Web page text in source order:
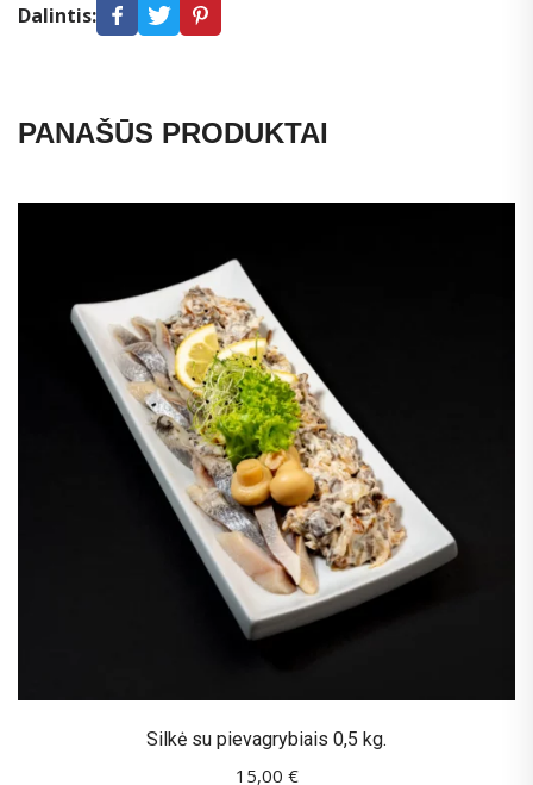
Dalintis:
PANAŠŪS PRODUKTAI
Silkė su pievagrybiais 0,5 kg.
15,00 €